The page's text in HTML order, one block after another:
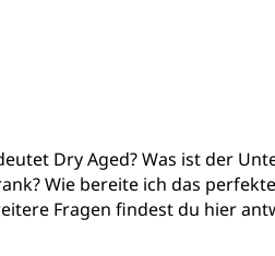
Dry Aged? Was ist der
Wie bereite ich das
Fragen findest du hier